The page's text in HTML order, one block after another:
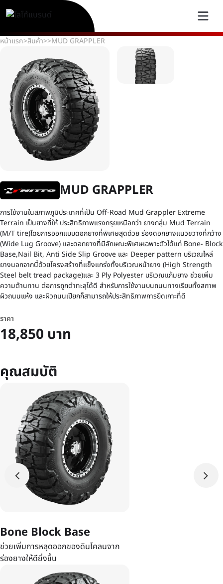
หน้าแรก>สินค้า>>MUD GRAPPLER
MUD GRAPPLER
การใช้งานในสภาพภูมิประเทศที่เป็น Off-Road Mud Grappler Extreme
Terrain เป็นยางที่ให้ ประสิทธิภาพแรงกรุยเหนือกว่า ยางกลุ่ม Mud Terrain
(M/T tire)โดยการออกแบบดอกยางที่พิเศษสุดด้วย ร่องดอกยางแนวขวางที่กว้าง
(Wide Lug Groove) และดอกยางที่มีลักษณะพิเศษเฉพาะตัวได้แก่ Bone- Block
Base,Nail Bit, Anti Side Slip Groove และ Deeper pattern บริเวณไหล่
ยางนอกจากนี้ด้วยโครงสร้างที่แข็งแกร่งทั้งบริเวณหน้ายาง (High Strength
Steel belt tread package)และ 3 Ply Polyester บริเวณแก้มยาง ช่วยเพิ่ม
ความต้านทาน ต่อการถูกตำทะลุได้ดี สำหรับการใช้งานบนถนนทางเรียบทั้งสภาพ
ผิวถนนแห้ง และผิวถนนเปียกก็สามารถให้ประสิทธิภาพการยึดเกาะที่ดี
ราคา
18,850 บาท
คุณสมบัติ
Bone Block Base
ช่วยเพิ่มการหลุดออกของดินโคลนจาก
ร่องยางให้ดียิ่งขึ้น